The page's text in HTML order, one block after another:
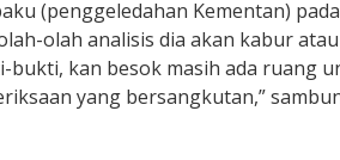
(penggeledahan Kementan)
olah analisis dia akan kabur atau
bukti, kan besok masih ada ruang
yang bersangkutan,”